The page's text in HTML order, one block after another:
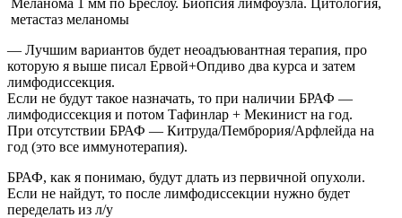
метастаз меланомы
— Лучшим вариантов будет неоадъювантная терапия, про
которую я выше писал Ервой+Опдиво два курса и затем
лимфодиссекция.
Если не будут такое назначать, то при наличии БРАФ —
лимфодиссекция и потом Тафинлар + Мекинист на год.
При отсутствии БРАФ — Китруда/Пембрория/Арфлейда на
год (это все иммунотерапия).
БРАФ, как я понимаю, будут длать из первичной опухоли.
Если не найдут, то после лимфодиссекции нужно будет
переделать из л/у